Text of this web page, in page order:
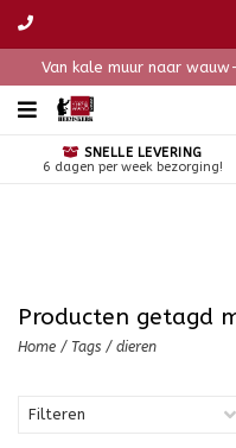
Van kale muur naar
SNELLE LEVERING
6 dagen per week bezorging!
Producten getagd
Home / Tags / dieren
Filteren